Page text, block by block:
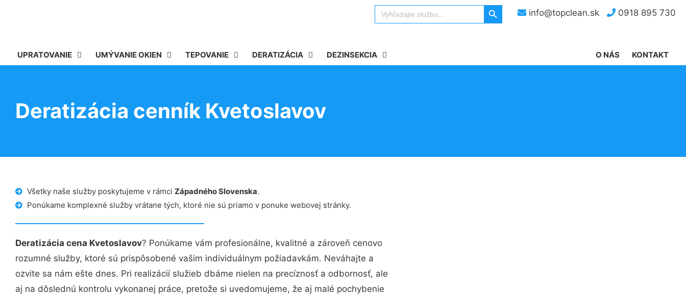
info@topclean.sk 0918 895 730
Search
for:
Search Button
UPRATOVANIE UMÝVANIE OKIEN TEPOVANIE DERATIZÁCIA DEZINSEKCIA KONTAKT
O NÁS
Deratizácia cenník Kvetoslavov
Všetky naše služby poskytujeme v rámci Západného Slovenska.
Ponúkame komplexné služby vrátane tých, ktoré nie sú priamo v ponuke webovej stránky.
Deratizácia cena Kvetoslavov? Ponúkame vám profesionálne, kvalitné a zároveň cenovo
rozumné služby, ktoré sú prispôsobené vašim individuálnym požiadavkám. Neváhajte a
ozvite sa nám ešte dnes. Pri realizácií služieb dbáme nielen na precíznosť a odbornosť, ale
aj na dôslednú kontrolu vykonanej práce, pretože si uvedomujeme, že aj malé pochybenie